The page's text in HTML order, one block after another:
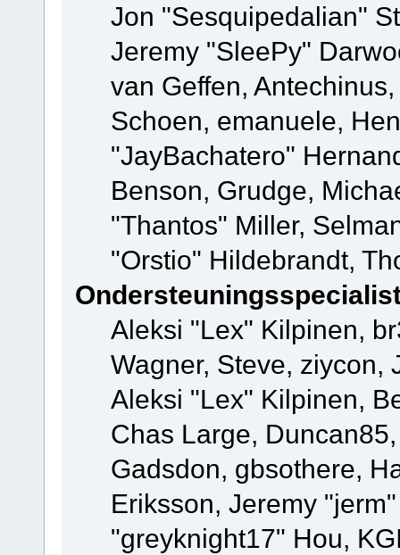
Jon "Sesquipedalian"
Jeremy "SleePy"
van Geffen,
Schoen, emanuele,
"JayBachatero"
Benson, Grudge,
"Thantos" Miller,
"Orstio" Hildebrandt,
Aleksi "Lex" Kilpinen,
Wagner, Steve, ziycon,
Aleksi "Lex" Kilpinen,
Chas Large,
Gadsdon, gbsothere,
Eriksson, Jeremy
"greyknight17" Hou,